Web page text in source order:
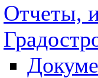
Отчеты,